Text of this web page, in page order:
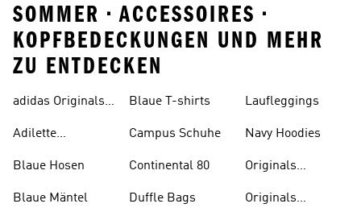
SOMMER • ACCESSOIRES •
KOPFBEDECKUNGEN UND MEHR
ZU ENTDECKEN
adidas Originals
Adilette
Blaue Hosen
Blaue Mäntel
Blaue T-shirts
Campus Schuhe
Continental 80
Duffle Bags
Laufleggings
Navy Hoodies
Originals
Originals